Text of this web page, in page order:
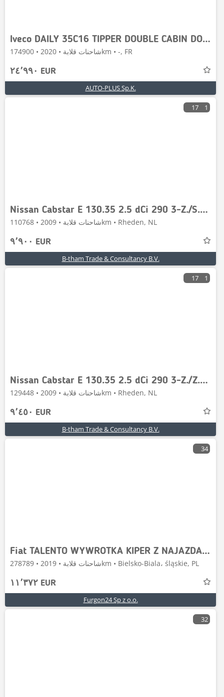
Iveco DAILY 35C16 TIPPER DOUBLE CABIN DOKA 6 SEATS
شاحنات قلابة • 2020 • 174900km • -, FR
٢٤٬٩٩٠ EUR
AUTO-PLUS Sp.K.
17 1
Nissan Cabstar E 130.35 2.5 dCi 290 3-Z./S./W. Kipper - T
شاحنات قلابة • 2009 • 110768km • Rheden, NL
٩٬٩٠٠ EUR
B-tham Trade & Consultancy B.V.
17 1
Nissan Cabstar E 130.35 2.5 dCi 290 3-Z./Z./W. Kipper Tip
شاحنات قلابة • 2009 • 129448km • Rheden, NL
٩٬٤٥٠ EUR
B-tham Trade & Consultancy B.V.
34
Fiat TALENTO WYWROTKA KIPER Z NAJAZDAMI NR 903
شاحنات قلابة • 2019 • 278789km • Bielsko-Biala، śląskie, PL
١١٬٣٧٢ EUR
Furgon24 Sp z o.o.
32